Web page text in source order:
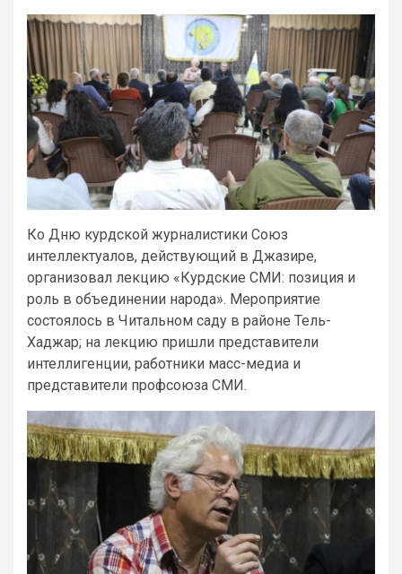
Ко Дню курдской журналистики Союз
интеллектуалов, действующий в Джазире,
организовал лекцию «Курдские СМИ: позиция и
роль в объединении народа». Мероприятие
состоялось в Читальном саду в районе Тель-
Хаджар; на лекцию пришли представители
интеллигенции, работники масс-медиа и
представители профсоюза СМИ.